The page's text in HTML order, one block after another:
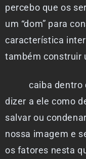
percebo que os
um “dom” para
característica
também construir
caiba dentro
dizer a ele como
salvar ou
nossa imagem e
os fatores nesta